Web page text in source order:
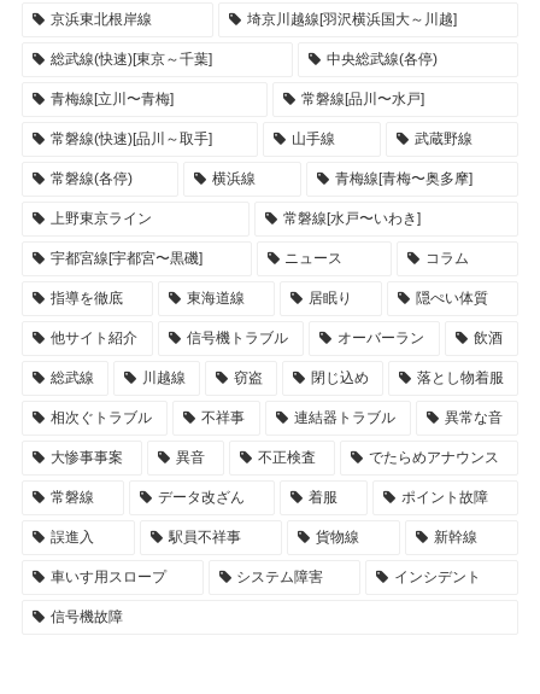
京浜東北根岸線 埼京川越線[羽沢横浜国大～川越]
総武線(快速)[東京～千葉] 中央総武線(各停)
青梅線[立川〜青梅] 常磐線[品川〜水戸]
常磐線(快速)[品川～取手] 山手線 武蔵野線
常磐線(各停) 横浜線 青梅線[青梅〜奥多摩]
上野東京ライン 常磐線[水戸〜いわき]
宇都宮線[宇都宮〜黒磯] ニュース コラム
指導を徹底 東海道線 居眠り 隠ぺい体質
他サイト紹介 信号機トラブル オーバーラン 飲酒
総武線 川越線 窃盗 閉じ込め 落とし物着服
相次ぐトラブル 不祥事 連結器トラブル 異常な音
大惨事事案 異音 不正検査 でたらめアナウンス
常磐線 データ改ざん 着服 ポイント故障
誤進入 駅員不祥事 貨物線 新幹線
車いす用スロープ システム障害 インシデント
信号機故障